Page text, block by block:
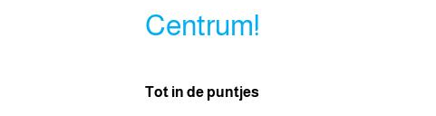
Centrum!
Tot in de puntjes